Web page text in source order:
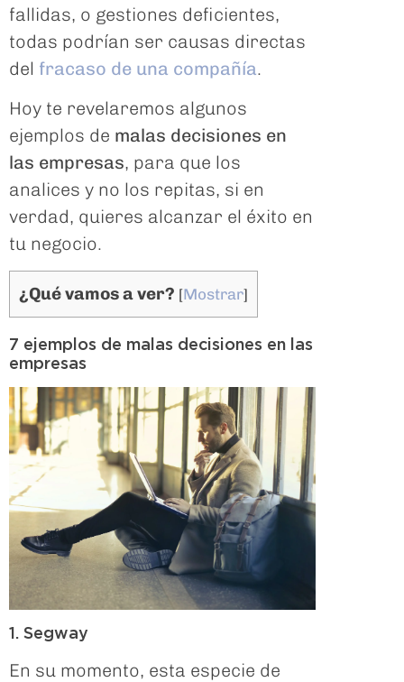
fallidas, o gestiones deficientes,
todas podrían ser causas directas
del fracaso de una compañía.
Hoy te revelaremos algunos
ejemplos de malas decisiones en
las empresas, para que los
analices y no los repitas, si en
verdad, quieres alcanzar el éxito en
tu negocio.
¿Qué vamos a ver? [Mostrar]
7 ejemplos de malas decisiones en las
empresas
1. Segway
En su momento, esta especie de